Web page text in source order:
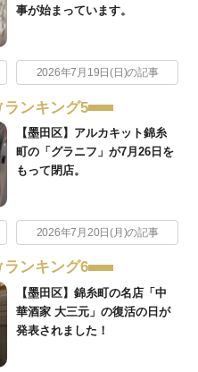
事が始まっています。
2026年7月19日(日)の記事
ランキング5
【墨田区】アルカキット錦糸
町の「グラニフ」が7月26日を
もって閉店。
2026年7月20日(月)の記事
ランキング6
【墨田区】錦糸町の名店「中
華酒家 大三元」の復活の日が
発表されました！